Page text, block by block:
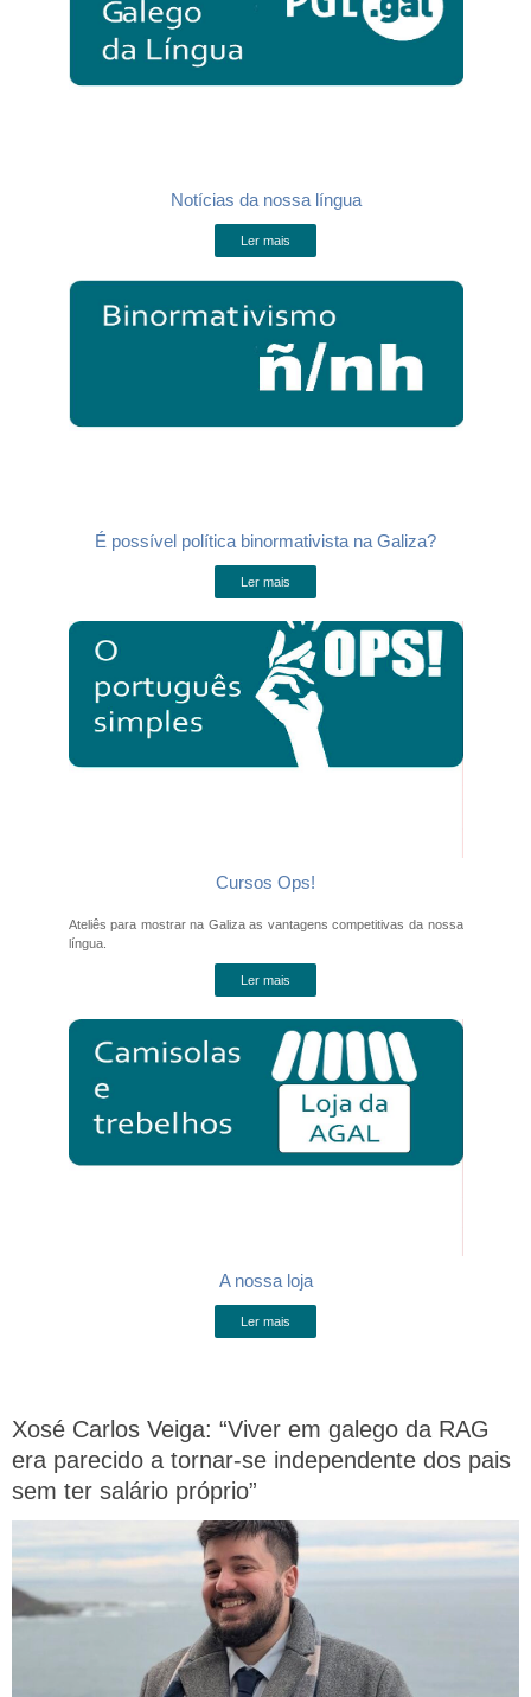
Notícias da nossa língua
Ler mais
É possível política binormativista na Galiza?
Ler mais
Cursos Ops!
Ateliês para mostrar na Galiza as vantagens competitivas da nossa
língua.
Ler mais
A nossa loja
Ler mais
Xosé Carlos Veiga: “Viver em galego da RAG
era parecido a tornar-se independente dos pais
sem ter salário próprio”